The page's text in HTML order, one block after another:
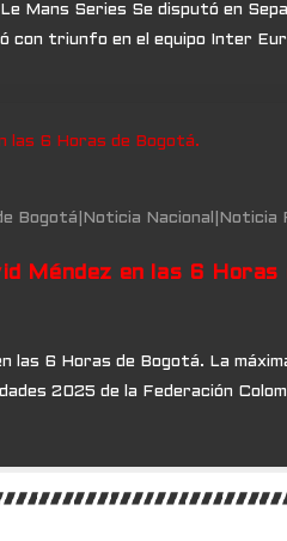
Mans Series Se disputó en
con triunfo en el equipo Inter
Bogotá Noticia Nacional Noticia
Méndez en las 6 Horas
las 6 Horas de Bogotá. La
2025 de la Federación